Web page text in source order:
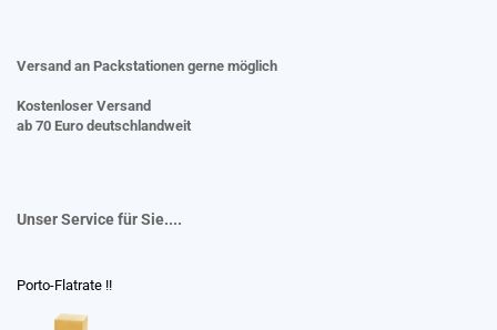
Versand an Packstationen gerne möglich
Kostenloser Versand
ab 70 Euro deutschlandweit
Unser Service für Sie....
Porto-Flatrate !!